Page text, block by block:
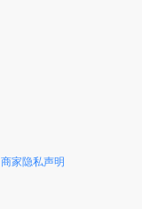
商家隐私声明